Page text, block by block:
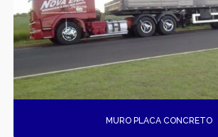
FÁBRICA DE PRÉ-MOLDADOS
GÁRGULAS PRÉ-MOLDADAS
GRELHAS PARA BOCA DE LEÃO
GRELHAS PARA BOCA DE LOBO
MURO PLACA CONCRETO